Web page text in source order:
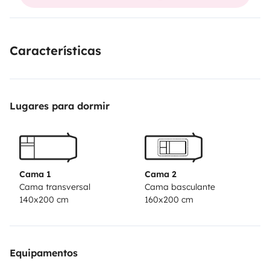
Características
Lugares para dormir
Cama 1
Cama transversal
140x200 cm
Cama 2
Cama basculante
160x200 cm
Equipamentos